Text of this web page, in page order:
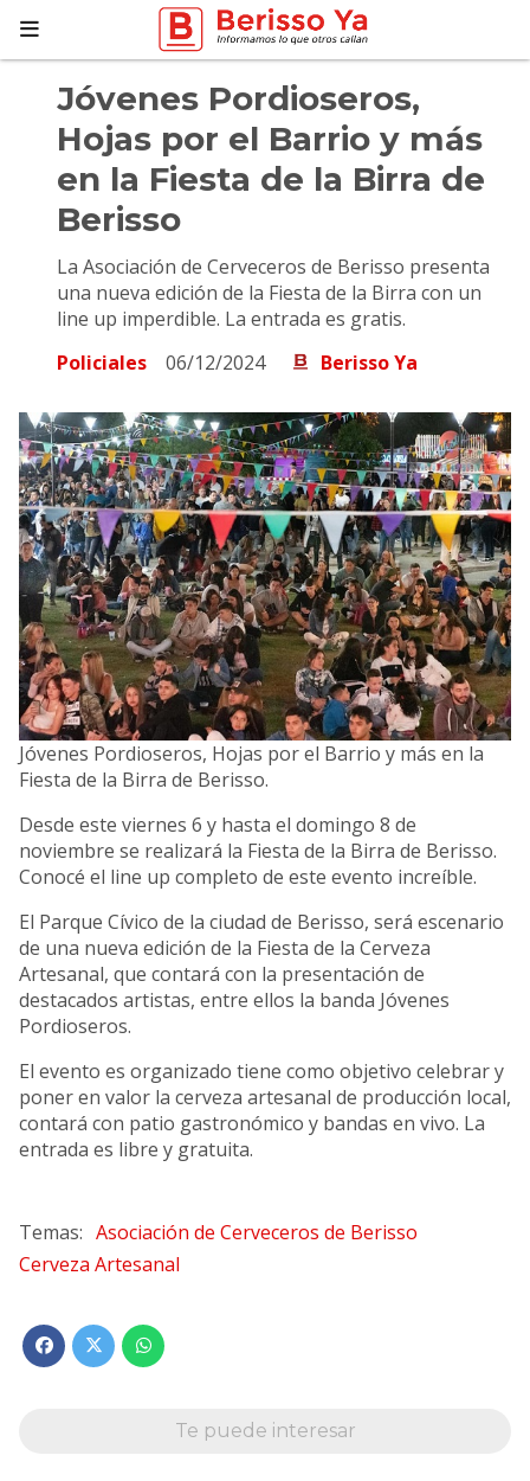
Jóvenes Pordioseros,
Hojas por el Barrio y más
en la Fiesta de la Birra de
Berisso
La Asociación de Cerveceros de Berisso presenta
una nueva edición de la Fiesta de la Birra con un
line up imperdible. La entrada es gratis.
Policiales
06/12/2024 Berisso Ya
Jóvenes Pordioseros, Hojas por el Barrio y más en la
Fiesta de la Birra de Berisso.
Desde este viernes 6 y hasta el domingo 8 de
noviembre se realizará la Fiesta de la Birra de Berisso.
Conocé el line up completo de este evento increíble.
El Parque Cívico de la ciudad de Berisso, será escenario
de una nueva edición de la Fiesta de la Cerveza
Artesanal, que contará con la presentación de
destacados artistas, entre ellos la banda Jóvenes
Pordioseros.
El evento es organizado tiene como objetivo celebrar y
poner en valor la cerveza artesanal de producción local,
contará con patio gastronómico y bandas en vivo. La
entrada es libre y gratuita.
Asociación de Cerveceros de Berisso
Cerveza Artesanal
Te puede interesar